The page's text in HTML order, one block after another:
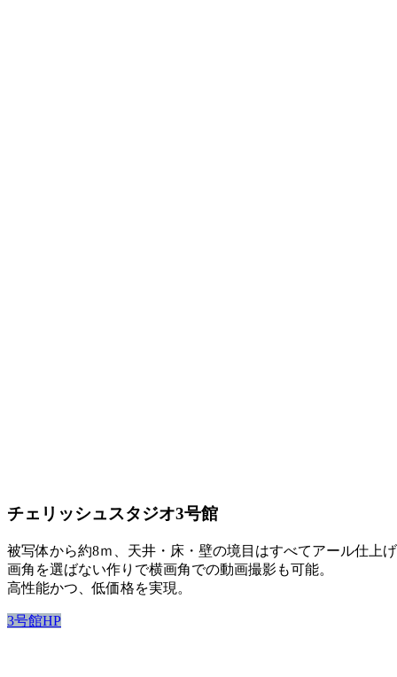
チェリッシュスタジオ3号館
被写体から約8ｍ、天井・床・壁の境目はすべてアール仕上
画角を選ばない作りで横画角での動画撮影も可能。
高性能かつ、低価格を実現。
3号館HP